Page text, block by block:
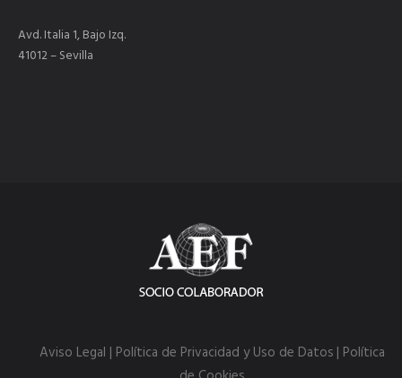
Avd. Italia 1, Bajo Izq.
41012 – Sevilla
Aviso Legal | Política de Privacidad y Uso de Datos | Política